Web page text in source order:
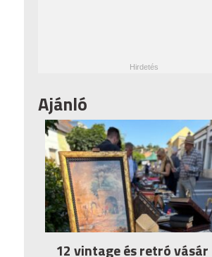
Ajánló
12 vintage és retró vásár